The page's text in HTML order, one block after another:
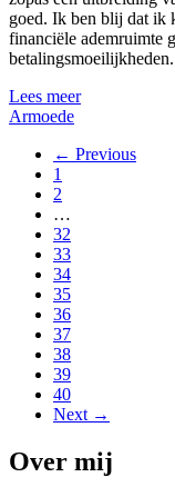
goed. Ik ben blij dat ik
financiële ademruimte
betalingsmoeilijkheden.
Lees meer
Armoede
← Previous
1
2
…
32
33
34
35
36
37
38
39
40
Next →
Over mij